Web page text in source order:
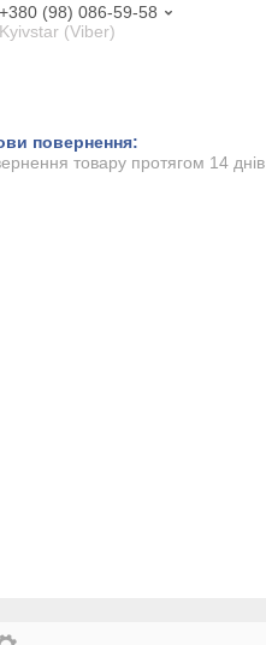
+380 (98) 086-59-58
Kyivstar (Viber)
товару протягом 14 днів